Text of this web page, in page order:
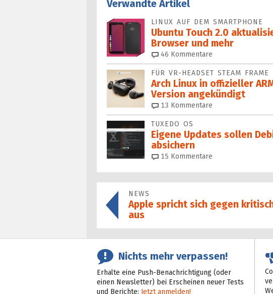
Verwandte Artikel
LINUX AUF DEM SMARTPHONE
Ubuntu Touch 2.0
Browser und mehr
46 Kommentare
FÜR VR-HEADSET STEAM FRAME
Arch Linux in offizieller
Version angekündigt
13 Kommentare
TUXEDO OS
Eigene Updates sollen
absichern
15 Kommentare
NEWS
Apple spricht sich gegen
aus
Nichts mehr verpassen!
Erhalte eine Push-Benachrichtigung (oder
einen Newsletter) bei Erscheinen neuer Tests
und Berichte: Jetzt anmelden!